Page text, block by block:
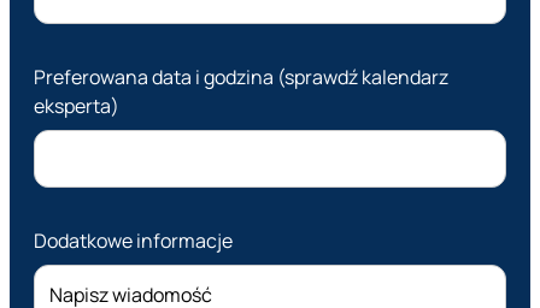
Preferowana data i godzina (sprawdź kalendarz
eksperta)
Dodatkowe informacje